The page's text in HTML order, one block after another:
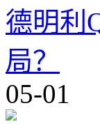
德明利
局？
05-01